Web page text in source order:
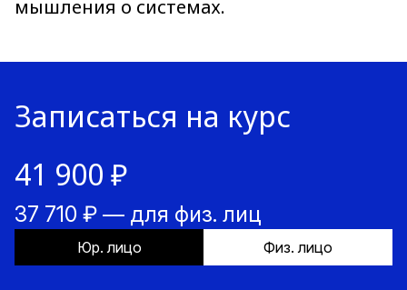
мышления о системах.
Записаться на курс
41 900 ₽
37 710 ₽ — для физ. лиц
Юр. лицо Физ. лицо